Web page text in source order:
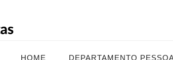
HOME DEPARTAMENTO